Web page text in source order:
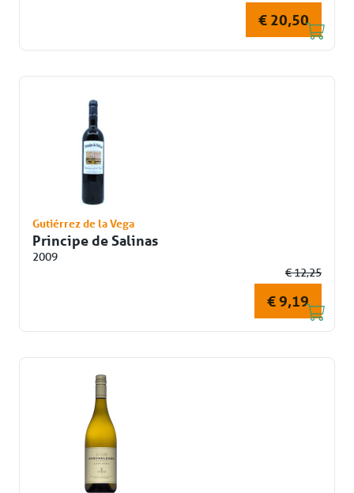
€ 20,50
Gutiérrez de la Vega
Principe de Salinas
2009
€ 12,25
€ 9,19